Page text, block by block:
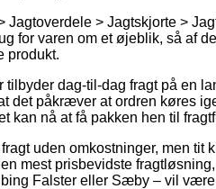
Jagtoverdele > Jagtskjorte >
for varen om et øjeblik, så af
produkt.
dag-til-dag fragt på en
det påkræver at ordren køres
kan nå at få pakken hen til
uden omkostninger, men tit
mest prisbevidste
Falster eller Sæby – vil